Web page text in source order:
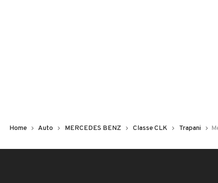
Home Auto MERCEDES BENZ Classe CLK Trapani